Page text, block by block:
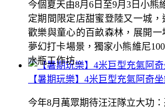
【暑期玩樂】4米巨型充氣阿奇
今年8月萬眾期待汪汪隊立大功
今個夏天由8月6日至9月3日小熊
定期間限定店甜蜜登陸又一城
歡樂與童心的百畝森林，展開一
夢幻打卡場景，獨家小熊維尼
水瓶工作坊...